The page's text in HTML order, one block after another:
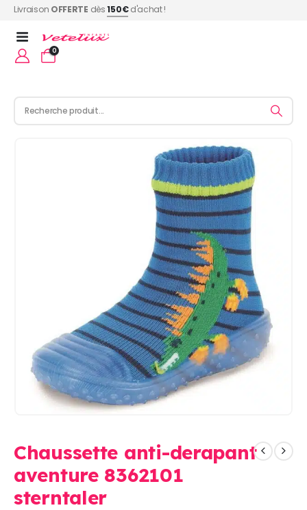
Livraison OFFERTE dès150€d'achat !
0
Chaussette anti-derapant
aventure 8362101
sterntaler